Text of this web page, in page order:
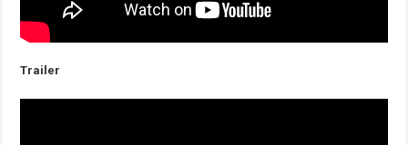
Trailer